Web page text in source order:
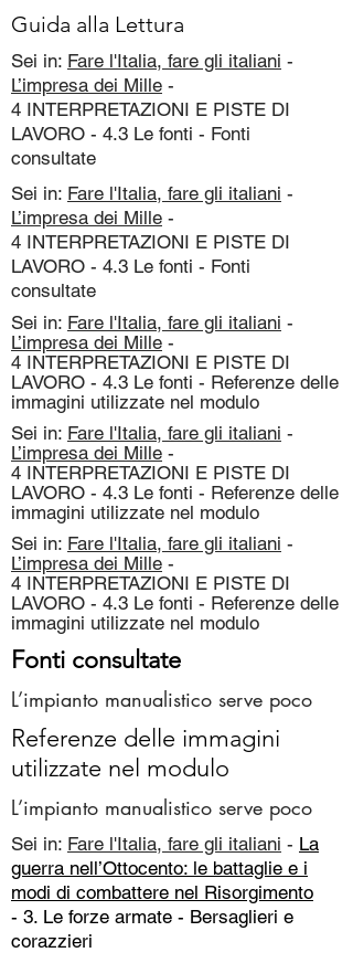
Guida alla Lettura
Sei in: Fare l'Italia, fare gli italiani -
L’impresa dei Mille -
4 INTERPRETAZIONI E PISTE DI
LAVORO - 4.3 Le fonti - Fonti
consultate
Sei in: Fare l'Italia, fare gli italiani -
L’impresa dei Mille -
4 INTERPRETAZIONI E PISTE DI
LAVORO - 4.3 Le fonti - Fonti
consultate
Sei in: Fare l'Italia, fare gli italiani -
L’impresa dei Mille -
4 INTERPRETAZIONI E PISTE DI
LAVORO - 4.3 Le fonti - Referenze delle
immagini utilizzate nel modulo
Sei in: Fare l'Italia, fare gli italiani -
L’impresa dei Mille -
4 INTERPRETAZIONI E PISTE DI
LAVORO - 4.3 Le fonti - Referenze delle
immagini utilizzate nel modulo
Sei in: Fare l'Italia, fare gli italiani -
L’impresa dei Mille -
4 INTERPRETAZIONI E PISTE DI
LAVORO - 4.3 Le fonti - Referenze delle
immagini utilizzate nel modulo
Fonti consultate
L’impianto manualistico serve poco
Referenze delle immagini
utilizzate nel modulo
L’impianto manualistico serve poco
Sei in: Fare l'Italia, fare gli italiani - La
guerra nell’Ottocento: le battaglie e i
modi di combattere nel Risorgimento
- 3. Le forze armate - Bersaglieri e
corazzieri